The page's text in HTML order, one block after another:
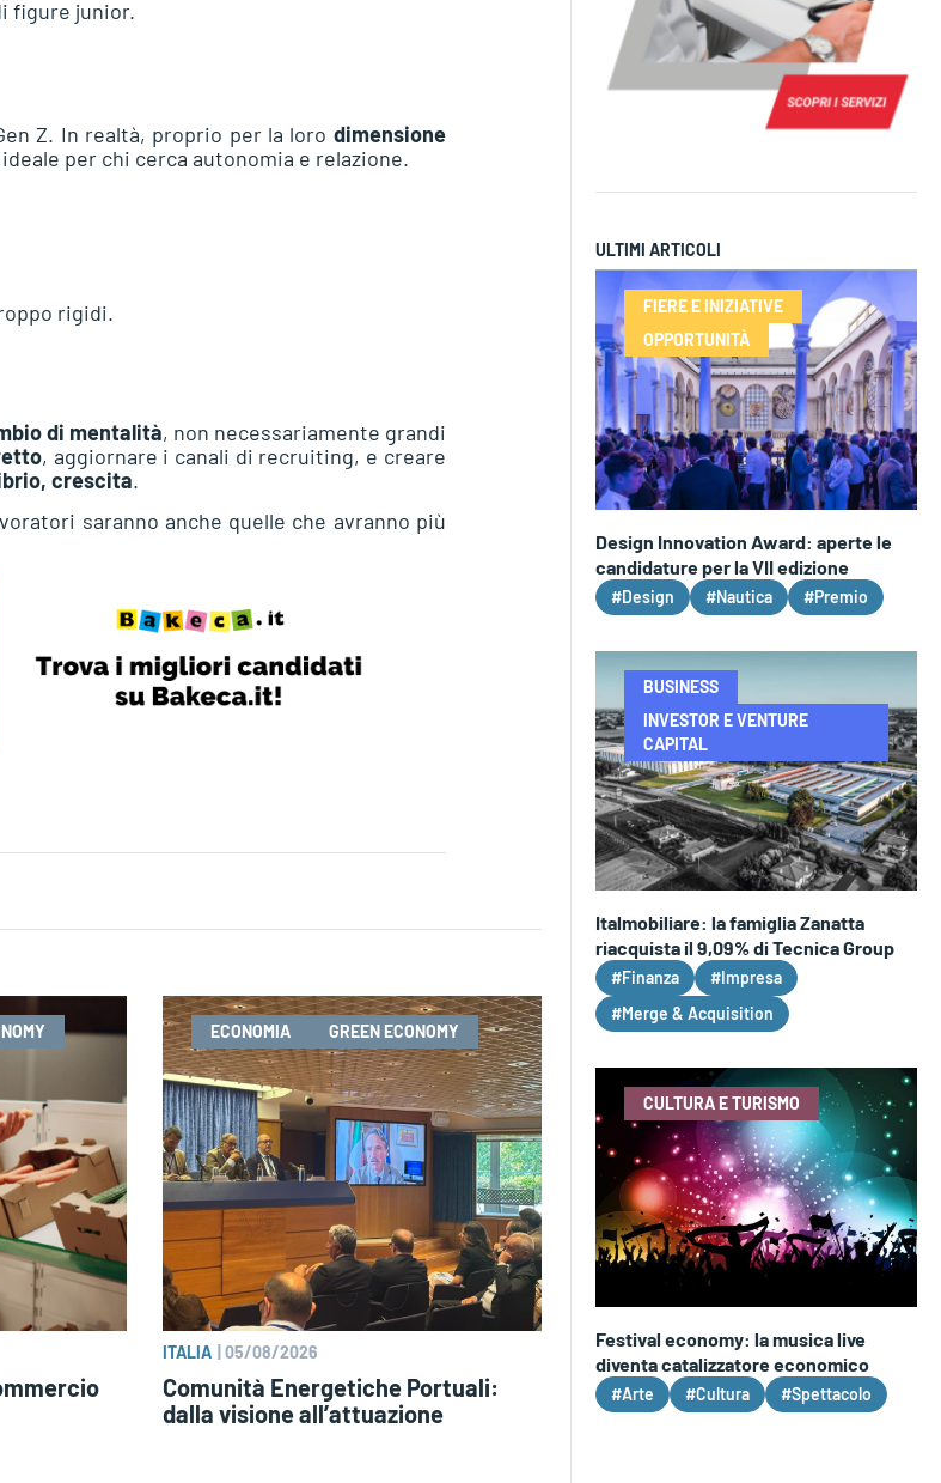
figure junior.
Z. In realtà, proprio per la loro dimensione
per chi cerca autonomia e relazione.
rigidi.
di mentalità, non necessariamente grandi
, aggiornare i canali di recruiting, e creare
crescita.
saranno anche quelle che avranno più
ECONOMIA GREEN ECONOMY
ITALIA |05/08/2026
Comunità Energetiche Portuali:
dalla visione all’attuazione
ULTIMI ARTICOLI
FIERE E INIZIATIVE
OPPORTUNITÀ
Design Innovation Award: aperte le
candidature per la VII edizione
#Design #Nautica #Premio
BUSINESS
INVESTOR E VENTURE
CAPITAL
Italmobiliare: la famiglia Zanatta
riacquista il 9,09% di Tecnica Group
#Finanza
#Impresa
#Merge & Acquisition
CULTURA E TURISMO
Festival economy: la musica live
diventa catalizzatore economico
#Arte #Cultura #Spettacolo